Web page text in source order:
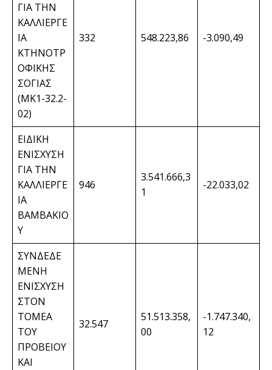
ΓΙΑ ΤΗΝ
ΚΑΛΛΙΕΡΓΕ
ΙΑ
ΚΤΗΝΟΤΡ
ΟΦΙΚΗΣ
ΣΟΓΙΑΣ
(ΜΚ1-32.2-
02)
332 548.223,86 -3.090,49
ΕΙΔΙΚΗ
ΕΝΙΣΧΥΣΗ
ΓΙΑ ΤΗΝ
ΚΑΛΛΙΕΡΓΕ
ΙΑ
ΒΑΜΒΑΚΙΟ
Υ
946
3.541.666,3
1
-22.033,02
ΣΥΝΔΕΔΕ
ΜΕΝΗ
ΕΝΙΣΧΥΣΗ
ΣΤΟΝ
ΤΟΜΕΑ
ΤΟΥ
ΠΡΟΒΕΙΟΥ
ΚΑΙ
32.547
51.513.358,
00
-1.747.340,
12